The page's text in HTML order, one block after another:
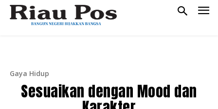
Gaya Hidup
Sesuaikan dengan Mood dan